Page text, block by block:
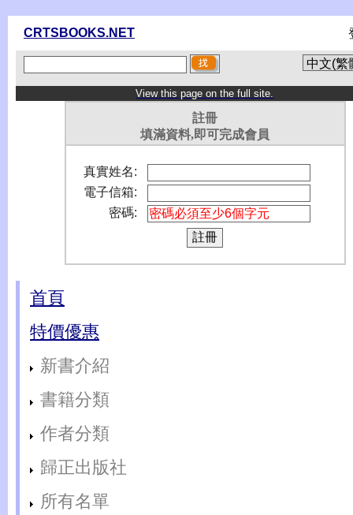
CRTSBOOKS.NET
View this page on the full site.
註冊
填滿資料,即可完成會員
真實姓名:
電子信箱:
密碼:
首頁
特價優惠
新書介紹
書籍分類
作者分類
歸正出版社
所有名單